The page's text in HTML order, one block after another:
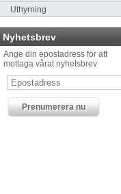
Uthyrning
Nyhetsbrev
Ange din epostadress för att
mottaga vårat nyhetsbrev